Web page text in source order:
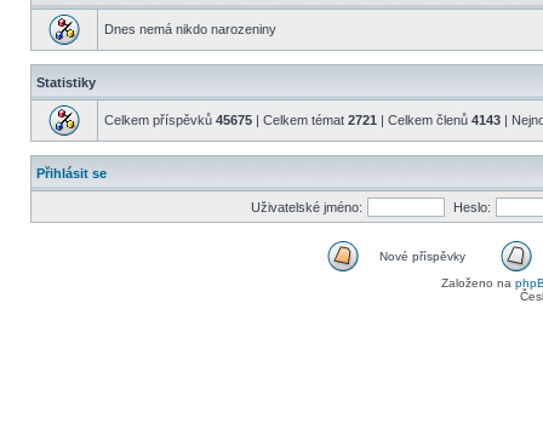
Dnes nemá nikdo narozeniny
Statistiky
Celkem příspěvků 45675 | Celkem témat 2721 | Celkem členů 4143 |
Přihlásit se
Uživatelské jméno: Heslo:
Nové příspěvky
Založeno na